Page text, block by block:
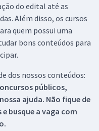
do edital até as
Além disso, os cursos
quem possui uma
bons conteúdos para
dos nossos conteúdos:
públicos,
ajuda. Não fique de
busque a vaga com